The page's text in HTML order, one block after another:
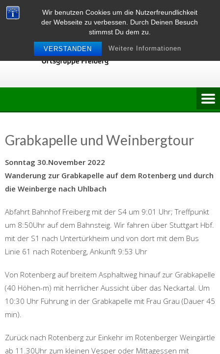
Wir benutzen Cookies um die Nutzerfreundlichkeit
der Webseite zu verbessen. Durch Deinen Besuch
stimmst Du dem zu.
VERSTANDEN Weitere Informationen
Skip
to
Grabkapelle und Weinbergtour
Sonntag 30.November 2022
Wanderung zur Grabkapelle auf dem Rotenberg und durch
die Weinberge nach Uhlbach
Abfahrt Bahnhof Freiberg mit der S4 um 9:01 Uhr; Treffpunkt
um 8:50Uhr auf dem Bahnsteig. Wir fahren über Stuttgart Hbf.
mit der S1 nach Untertürkheim und von dort mit dem Bus
Linie 61 nach Rotenberg, Ankunft 9:53 Uhr
Von Rotenberg auf breitem Asphaltweg hinauf zur Grabkapelle
(40 Höhen-m) mit herrlicher Aussicht über das Neckartal. Um
10:30 Uhr Führung in der Grabkapelle mit Frau Grau (Dauer 45
min).
Zurück nach Rotenberg zur Einkehr im Rotenberger Weingärtle
ab 11.30Uhr zum kleinen Vesper oder Mittagessen mit